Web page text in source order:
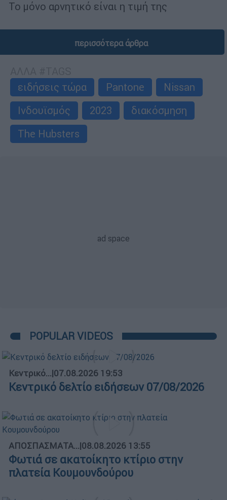
Το μόνο αρνητικό είναι η τιμή της
περισσότερα άρθρα
ειδήσεις τώρα
Pantone
Nissan
Ινδουϊσμός
2023
διακόσμηση
The Hubsters
POPULAR VIDEOS
Κεντρικό...|07.08.2026 19:53
Κεντρικό δελτίο ειδήσεων 07/08/2026
ΑΠΟΣΠΑΣΜΑΤΑ...|08.08.2026 13:55
Φωτιά σε ακατοίκητο κτίριο στην
πλατεία Κουμουνδούρου